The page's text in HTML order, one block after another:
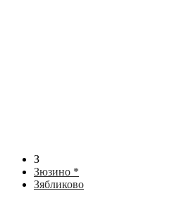
З
Зюзино *
Зябликово